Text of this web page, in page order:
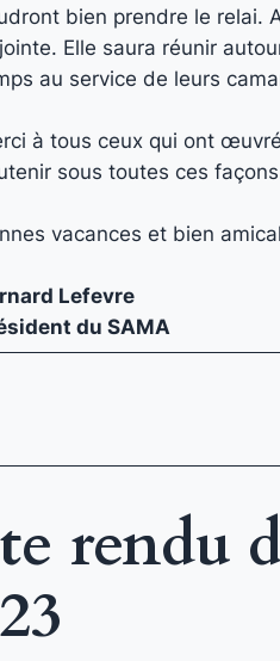
bien prendre le relai.
Elle saura réunir
au service de leurs
à tous ceux qui ont
sous toutes ces
vacances et bien
Lefevre
du SAMA
rendu